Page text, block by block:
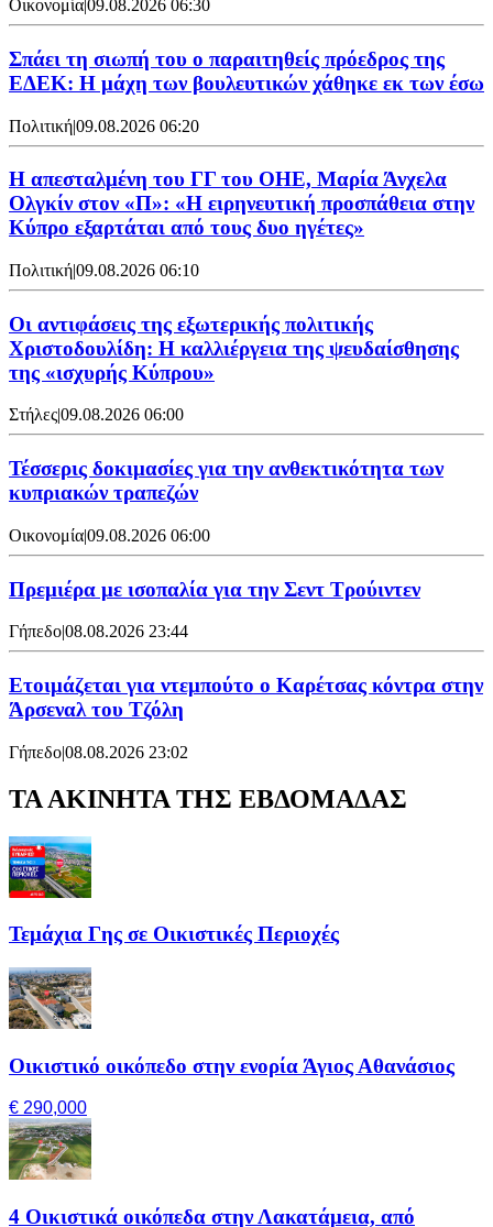
Οικονομία|09.08.2026 06:30
Σπάει τη σιωπή του ο παραιτηθείς πρόεδρος της
ΕΔΕΚ: Η μάχη των βουλευτικών χάθηκε εκ των έσω
Πολιτική|09.08.2026 06:20
Η απεσταλμένη του ΓΓ του ΟΗΕ, Μαρία Άνχελα
Ολγκίν στον «Π»: «Η ειρηνευτική προσπάθεια στην
Κύπρο εξαρτάται από τους δυο ηγέτες»
Πολιτική|09.08.2026 06:10
Οι αντιφάσεις της εξωτερικής πολιτικής
Χριστοδουλίδη: Η καλλιέργεια της ψευδαίσθησης
της «ισχυρής Κύπρου»
Στήλες|09.08.2026 06:00
Τέσσερις δοκιμασίες για την ανθεκτικότητα των
κυπριακών τραπεζών
Οικονομία|09.08.2026 06:00
Πρεμιέρα με ισοπαλία για την Σεντ Τρούιντεν
Γήπεδο|08.08.2026 23:44
Ετοιμάζεται για ντεμπούτο ο Καρέτσας κόντρα στην
Άρσεναλ του Τζόλη
Γήπεδο|08.08.2026 23:02
ΤΑ ΑΚΙΝΗΤΑ ΤΗΣ ΕΒΔΟΜΑΔΑΣ
Τεμάχια Γης σε Οικιστικές Περιοχές
Οικιστικό οικόπεδο στην ενορία Άγιος Αθανάσιος
€ 290,000
4 Οικιστικά οικόπεδα στην Λακατάμεια, από